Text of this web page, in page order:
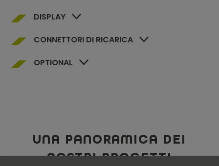
DISPLAY
CONNETTORI DI RICARICA
OPTIONAL
UNA PANORAMICA DEI
NOSTRI PROGETTI